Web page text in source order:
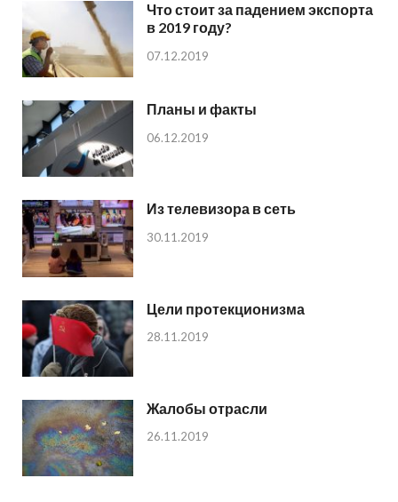
Что стоит за падением экспорта
в 2019 году?
07.12.2019
Планы и факты
06.12.2019
Из телевизора в сеть
30.11.2019
Цели протекционизма
28.11.2019
Жалобы отрасли
26.11.2019